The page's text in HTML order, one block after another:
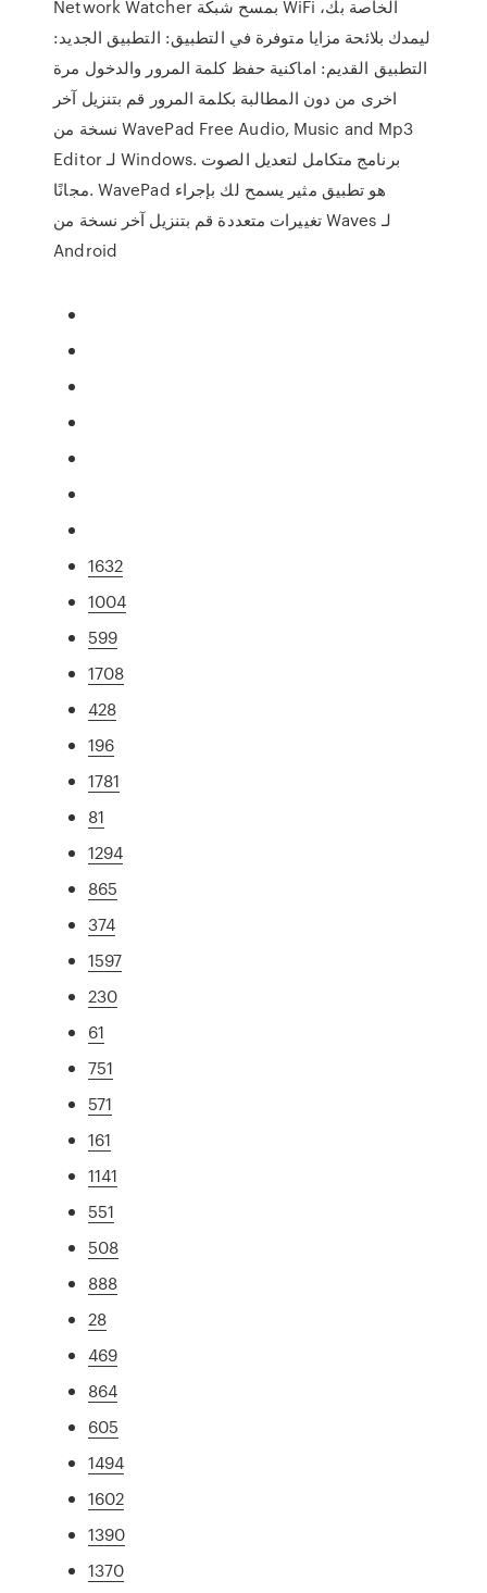
Network Watcher بمسح شبكة WiFi الخاصة بك،
ليمدك بلائحة مزايا متوفرة في التطبيق: التطبيق الجديد:
التطبيق القديم: اماكنية حفظ كلمة المرور والدخول مرة
اخرى من دون المطالبة بكلمة المرور قم بتنزيل آخر
نسخة من WavePad Free Audio, Music and Mp3
Editor لـ Windows. برنامج متكامل لتعديل الصوت
مجانًا. WavePad هو تطبيق مثير يسمح لك بإجراء
تغييرات متعددة قم بتنزيل آخر نسخة من Waves لـ
Android
1632
1004
599
1708
428
196
1781
81
1294
865
374
1597
230
61
751
571
161
1141
551
508
888
28
469
864
605
1494
1602
1390
1370